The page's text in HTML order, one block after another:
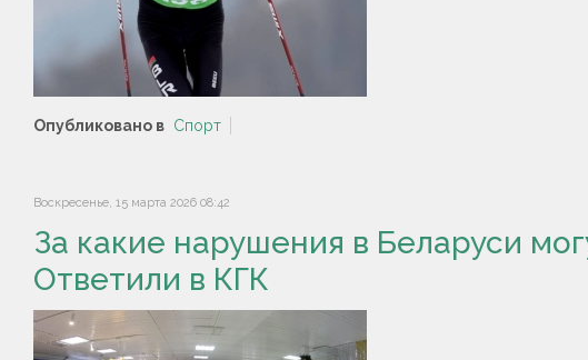
Опубликовано в Спорт
Воскресенье, 15 марта 2026 08:42
За какие нарушения в Беларуси
Ответили в КГК